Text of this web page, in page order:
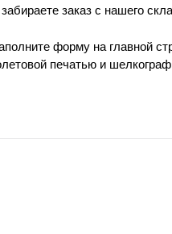
заказ с нашего
форму на главной
печатью и